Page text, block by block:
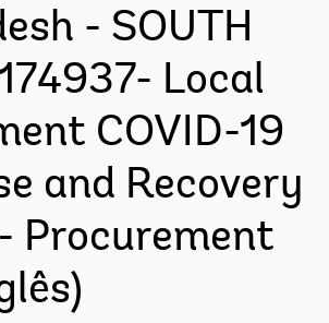
- SOUTH
Local
COVID-19
and Recovery
Procurement